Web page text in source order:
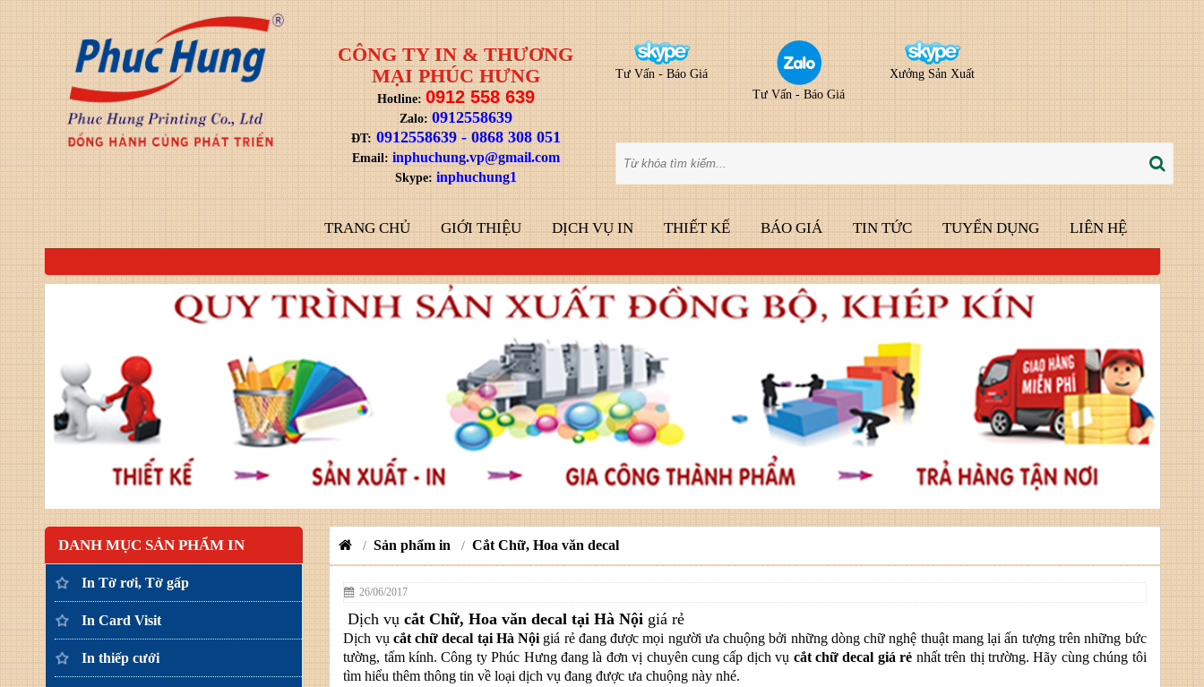
CÔNG TY IN & THƯƠNG
MẠI PHÚC HƯNG
Hotline: 0912 558 639
Zalo: 0912558639
ĐT: 0912558639-0868 308 051
Email: inphuchung.vp@gmail.com
Skype: inphuchung1
Tư Vấn - Báo Giá
Tư Vấn - Báo Giá
Xưởng Sản Xuất
TRANG CHỦ GIỚI THIỆU DỊCH VỤ IN THIẾT KẾ BÁO GIÁ TIN TỨC TUYỂN DỤNG LIÊN HỆ
DANH MỤC SẢN PHẨM IN
In Tờ rơi, Tờ gấp
In Card Visit
In thiếp cưới
/Sản phẩm in /Cắt Chữ, Hoa văn decal
26/06/2017
Dịch vụcắt Chữ, Hoa văn decal tại Hà Nội giá rẻ
Dịch vụ cắt chữ decal tại Hà Nộigiá rẻ đang được mọi người ưa chuộng bởi những dòng chữ nghệ thuật mang lại ấn tượng trên những bức
tường, tấm kính. Công ty Phúc Hưng đang là đơn vị chuyên cung cấp dịch vụ cắt chữ decal giá rẻ nhất trên thị trường. Hãy cùng chúng tôi
tìm hiểu thêm thông tin về loại dịch vụ đang được ưa chuộng này nhé.